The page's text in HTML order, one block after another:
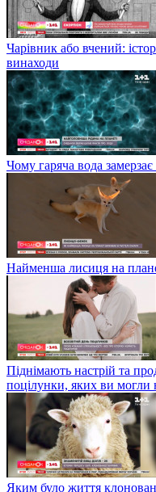
Чарівник або вчений:
винаходи
Чому гаряча вода
Найменша лисиця на
Піднімають настрій та
поцілунки, яких ви могли
Яким було життя